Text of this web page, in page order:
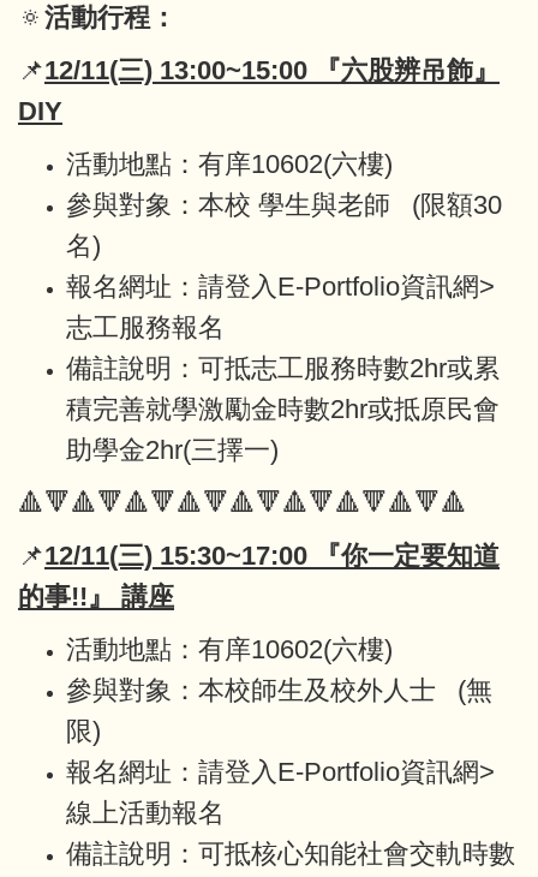
🔅 活動行程：
📌12/11(三) 13:00~15:00 『六股辨吊飾』
DIY
活動地點：有庠10602(六樓)
參與對象：本校 學生與老師 (限額30
名)
報名網址：請登入E-Portfolio資訊網>
志工服務報名
備註說明：可抵志工服務時數2hr或累
積完善就學激勵金時數2hr或抵原民會
助學金2hr(三擇一)
🔺🔻🔺🔻🔺🔻🔺🔻🔺🔻🔺🔻🔺🔻🔺🔻🔺
📌12/11(三) 15:30~17:00 『你一定要知道
的事!!』
講座
活動地點：有庠10602(六樓)
參與對象：本校師生及校外人士 (無
限)
報名網址：請登入E-Portfolio資訊網>
線上活動報名
備註說明：可抵核心知能社會交軌時數